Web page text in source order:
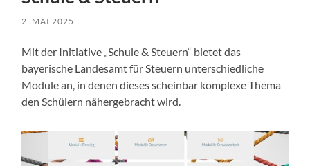
2. MAI 2025
Mit der Initiative „Schule & Steuern“ bietet das
bayerische Landesamt für Steuern unterschiedliche
Module an, in denen dieses scheinbar komplexe Thema
den Schülern nähergebracht wird.